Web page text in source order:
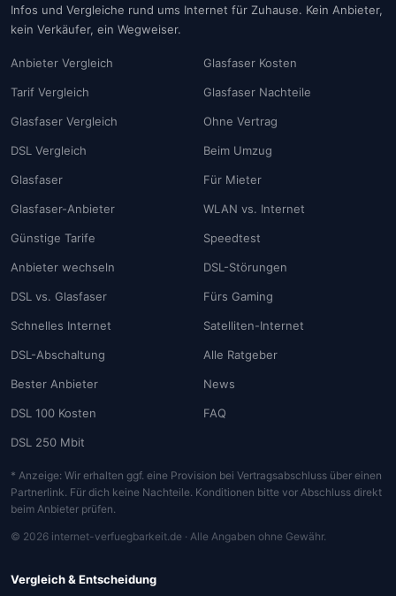
Infos und Vergleiche rund ums Internet für Zuhause. Kein Anbieter,
kein Verkäufer, ein Wegweiser.
Anbieter Vergleich
Tarif Vergleich
Glasfaser Vergleich
DSL Vergleich
Glasfaser
Glasfaser-Anbieter
Günstige Tarife
Anbieter wechseln
DSL vs. Glasfaser
Schnelles Internet
DSL-Abschaltung
Bester Anbieter
DSL 100 Kosten
DSL 250 Mbit
Glasfaser Kosten
Glasfaser Nachteile
Ohne Vertrag
Beim Umzug
Für Mieter
WLAN vs. Internet
Speedtest
DSL-Störungen
Fürs Gaming
Satelliten-Internet
Alle Ratgeber
News
FAQ
* Anzeige: Wir erhalten ggf. eine Provision bei Vertragsabschluss über einen
Partnerlink. Für dich keine Nachteile. Konditionen bitte vor Abschluss direkt
beim Anbieter prüfen.
© 2026 internet-verfuegbarkeit.de · Alle Angaben ohne Gewähr.
Vergleich & Entscheidung